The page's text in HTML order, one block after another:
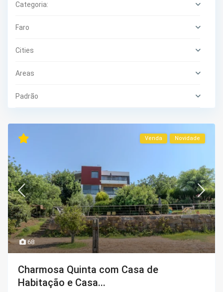
Categoria:
Faro
Cities
Areas
Padrão
68
Venda Novidade
Charmosa Quinta com Casa de
Habitação e Casa...